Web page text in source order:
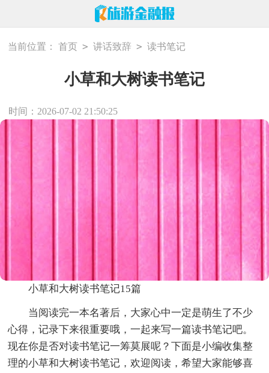
当前位置： 首页 > 讲话致辞 > 读书笔记
小草和大树读书笔记
时间：2026-07-02 21:50:25
小草和大树读书笔记15篇
当阅读完一本名著后，大家心中一定是萌生了不少
心得，记录下来很重要哦，一起来写一篇读书笔记吧。
现在你是否对读书笔记一筹莫展呢？下面是小编收集整
理的小草和大树读书笔记，欢迎阅读，希望大家能够喜